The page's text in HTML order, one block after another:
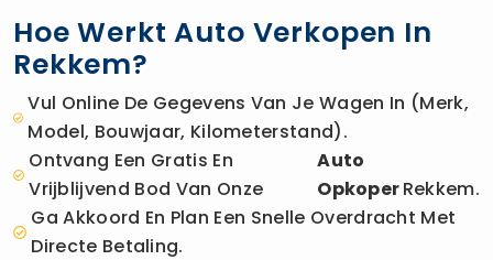
Hoe Werkt Auto Verkopen In
Rekkem?
Vul Online De Gegevens Van Je Wagen In (merk,
Model, Bouwjaar, Kilometerstand).
Ontvang Een Gratis En
Vrijblijvend Bod Van Onze
Auto
OpkoperRekkem.
Ga Akkoord En Plan Een Snelle Overdracht Met
Directe Betaling.